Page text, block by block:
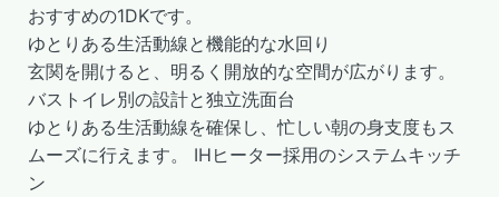
おすすめの1DKです。
ゆとりある生活動線と機能的な水回り
玄関を開けると、明るく開放的な空間が広がります。
バストイレ別の設計と独立洗面台
ゆとりある生活動線を確保し、忙しい朝の身支度もス
ムーズに行えます。 IHヒーター採用のシステムキッチ
ン